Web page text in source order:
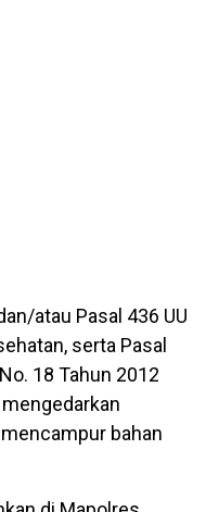
atau Pasal 436 UU
serta Pasal
18 Tahun 2012
bahan